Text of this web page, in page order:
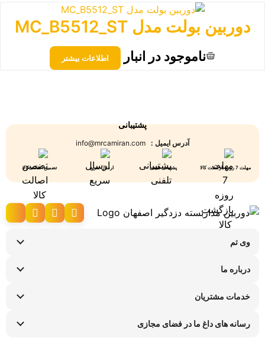
دوربین بولت مدل MC_B5512_ST
ناموجود در انبار اطلاعات بیشتر
پشتیبانی
آدرس ایمیل :
مهلت 7 روزه بازگشت کالا پشتیبانی تلفنی ارسال سریع تضمین اصالت کالا
وی تم
شرایط عودت کالا
پیگیری سفارش
درباره ما
تماس با ما
فروشگاه های حضوری
خدمات مشتریان
ضمانت هفت روزه وی تم
رسانه های داغ ما در فضای مجازی